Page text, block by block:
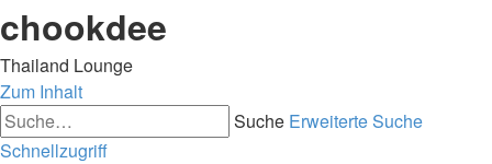
chookdee
Thailand Lounge
Zum Inhalt
Suche Erweiterte Suche
Schnellzugriff